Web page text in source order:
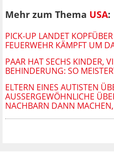
Mehr zum Thema USA:
PICK-UP LANDET
FEUERWEHR KÄMPFT UM
PAAR HAT SECHS KINDER,
BEHINDERUNG: SO
ELTERN EINES AUTISTEN
AUSSERGEWÖHNLICHE
ACHBARN DANN MACHEN,